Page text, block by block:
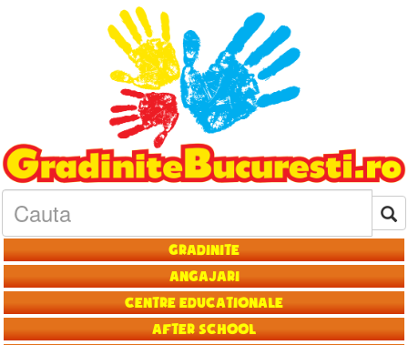
Gradinite
Angajari
Centre educationale
After School